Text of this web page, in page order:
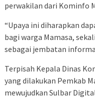
perwakilan dari Kominfo
“Upaya ini diharapkan
bagi warga Mamasa,
sebagai jembatan
Terpisah Kepala Dinas
yang dilakukan Pemkab
mewujudkan Sulbar